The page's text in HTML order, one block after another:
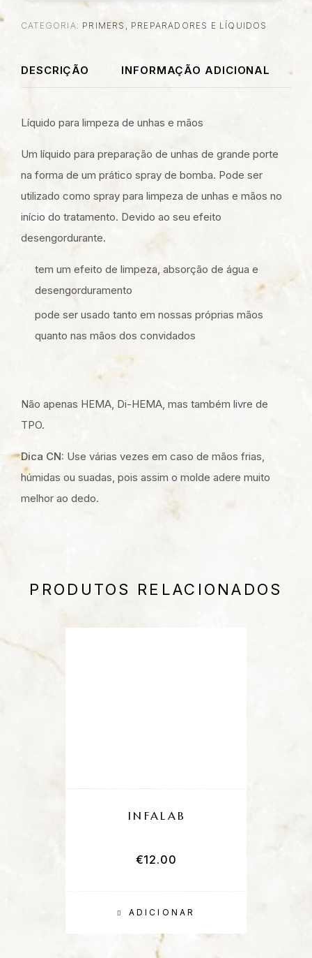
CATEGORIA: PRIMERS, PREPARADORES E LÍQUIDOS
DESCRIÇÃO INFORMAÇÃO ADICIONAL
Líquido para limpeza de unhas e mãos
Um líquido para preparação de unhas de grande porte
na forma de um prático spray de bomba. Pode ser
utilizado como spray para limpeza de unhas e mãos no
início do tratamento. Devido ao seu efeito
desengordurante.
tem um efeito de limpeza, absorção de água e
desengorduramento
pode ser usado tanto em nossas próprias mãos
quanto nas mãos dos convidados
Não apenas HEMA, Di-HEMA, mas também livre de
TPO.
Dica CN: Use várias vezes em caso de mãos frias,
húmidas ou suadas, pois assim o molde adere muito
melhor ao dedo.
PRODUTOS RELACIONADOS
ADICIONAR
INFALAB
€12.00